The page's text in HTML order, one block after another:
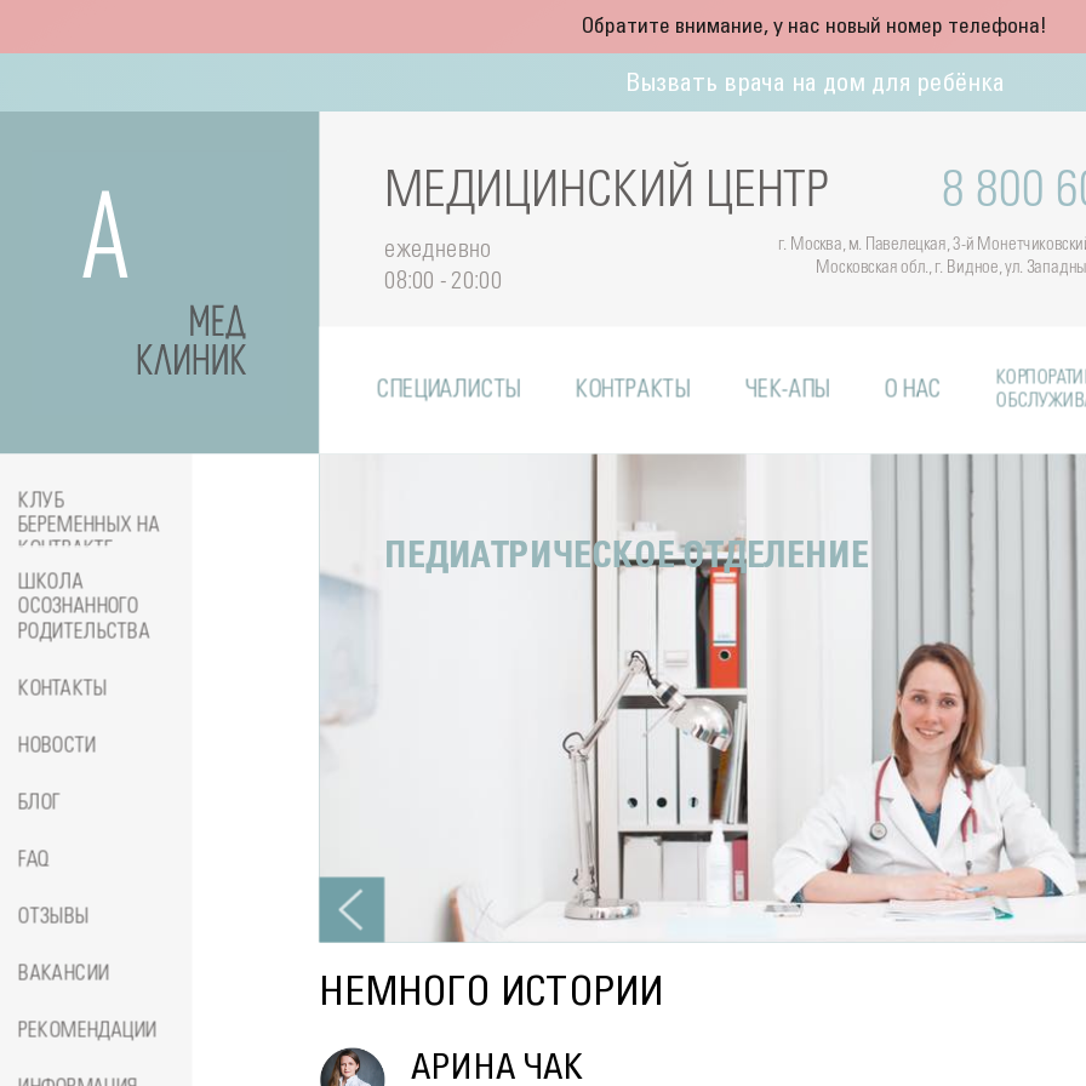
Обратите внимание, у нас новый номер телефона!
Вызвать врача на дом для ребёнка
МЕДИЦИНСКИЙ ЦЕНТР 8 800
г. Москва, м. Павелецкая, 3-й
Московская обл., г. Видное, ул.
ежедневно
08:00 - 20:00
СПЕЦИАЛИСТЫ КОНТРАКТЫ ЧЕК-АПЫ О НАС
КЛУБ
БЕРЕМЕННЫХ НА
КОНТРАКТЕ
ШКОЛА
ОСОЗНАННОГО
РОДИТЕЛЬСТВА
КОНТАКТЫ
НОВОСТИ
БЛОГ
FAQ
ОТЗЫВЫ
ВАКАНСИИ
РЕКОМЕНДАЦИИ
ПЕДИАТРИЧЕСКОЕ ОТДЕЛЕНИЕ
НЕМНОГО ИСТОРИИ
АРИНА ЧАК